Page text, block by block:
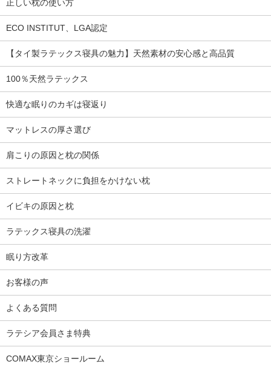
正しい枕の使い方
ECO INSTITUT、LGA認定
【タイ製ラテックス寝具の魅力】天然素材の安心感と高品質
100％天然ラテックス
快適な眠りのカギは寝返り
マットレスの厚さ選び
肩こりの原因と枕の関係
ストレートネックに負担をかけない枕
イビキの原因と枕
ラテックス寝具の洗濯
眠り方改革
お客様の声
よくある質問
ラテシア会員さま特典
COMAX東京ショールーム